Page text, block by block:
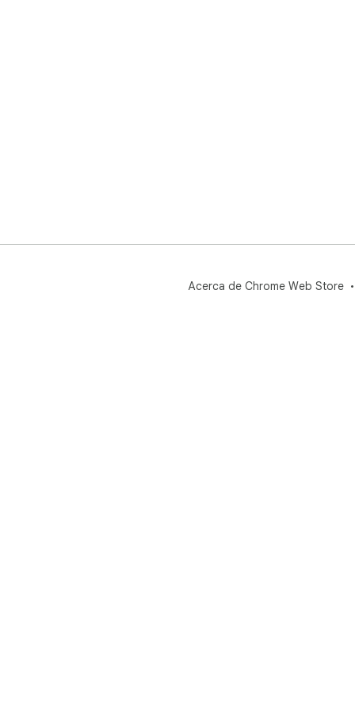
Acerca de Chrome Web Store